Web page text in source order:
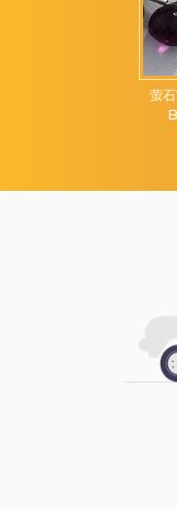
绿紫水
绿色磷
绿色
绿色
苔藓海
蓝宝石
萤